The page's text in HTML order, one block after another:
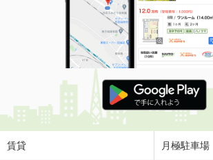
賃貸 月極駐車場